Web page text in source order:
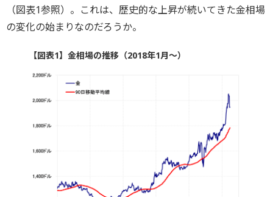
（図表1参照）。これは、歴史的な上昇が続いてきた金相場
の変化の始まりなのだろうか。
【図表1】金相場の推移（2018年1月～）